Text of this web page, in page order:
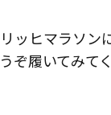
ッヒマラソン
ぞ履いてみて